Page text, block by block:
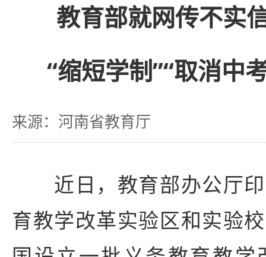
教育部就网传不实
“缩短学制”“取消中
来源：河南省教育厅
近日，教育部办公厅印
育教学改革实验区和实验